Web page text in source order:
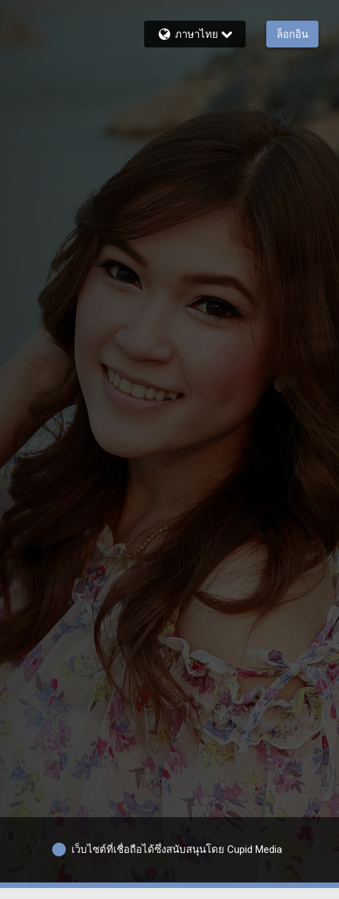
ภาษาไทย ล็อกอิน
เว็บไซต์ที่เชื่อถือได้ซึ่งสนับสนุนโดย Cupid Media